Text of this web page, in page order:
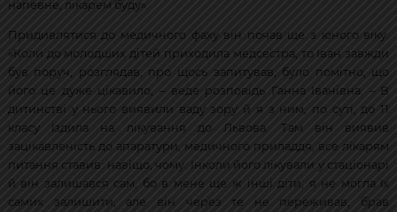
напевне, лікарем буду».
Придивлятися до медичного фаху він почав ще з юного віку.
«Коли до молодших дітей приходила медсестра, то Іван завжди
був поруч, розглядав, про щось запитував, було помітно, що
його це дуже цікавило, – веде розповідь Ганна Іванівна. – В
дитинстві у нього виявили ваду зору й я з ним, по суті, до 11
класу їздила на лікування до Львова. Там він виявив
зацікавленість до апаратури, медичного приладдя, все лікарям
питання ставив: навіщо, чому. Інколи його лікували у стаціонарі
й він залишався сам, бо в мене ще ж інші діти, я не могла їх
самих залишити, але він через те не переживав, брав